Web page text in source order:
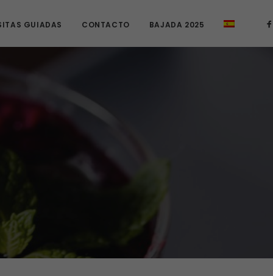
GUIADAS CONTACTO BAJADA 2025